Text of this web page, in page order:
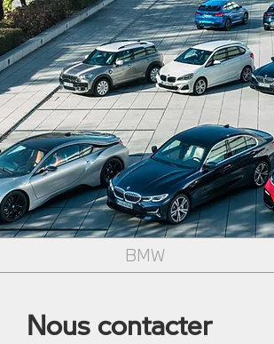
BMW
Nous contacter